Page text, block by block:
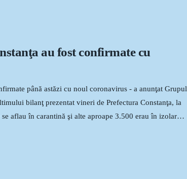
au fost confirmate cu
până astăzi cu noul coronavirus - a anunţat Grupul
bilanţ prezentat vineri de Prefectura Constanţa, la
aflau în carantină şi alte aproape 3.500 erau în izolare